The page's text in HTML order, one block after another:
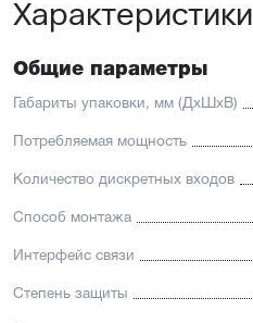
Характеристики
Общие параметры
Габариты упаковки, мм (ДхШхВ)
Потребляемая мощность
Количество дискретных входов
Способ монтажа
Интерфейс связи
Степень защиты